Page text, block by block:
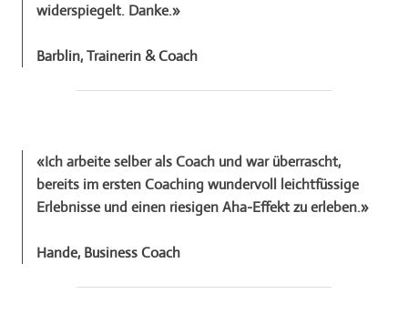
widerspiegelt. Danke.»
Barblin,Trainerin & Coach
«Ich arbeite selber als Coach und war überrascht,
bereits im ersten Coaching wundervoll leichtfüssige
Erlebnisse und einen riesigen Aha-Effekt zu erleben.»
​Hande, Business Coach